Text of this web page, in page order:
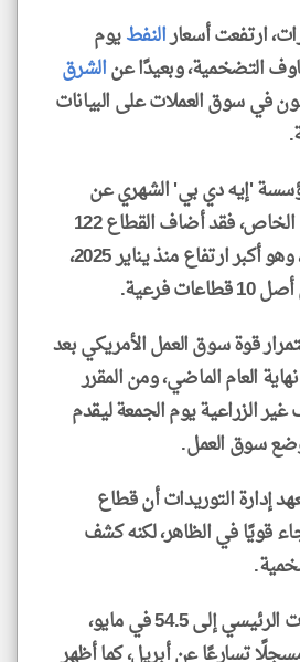
ارتفعت أسعارالنفطيوم
التضخمية، وبعيدًا عنالشرق
في سوق العملات على البيانات
'إيه دي بي' الشهري عن
التوظيف في القطاع الخاص، فقد أضاف القطاع 122
ألف وظيفة في مايو، وهو أكبر ارتفاع منذ يناير 2025،
قوة سوق العمل الأمريكي بعد
العام الماضي، ومن المقرر
الزراعية يوم الجمعة ليقدم
سوق العمل.
إدارة التوريدات أن قطاع
قويًا في الظاهر، لكنه كشف
وارتفع مؤشر الخدمات الرئيسي إلى 54.5 في مايو،
تسارعًا عن أبريل، كما أظهر